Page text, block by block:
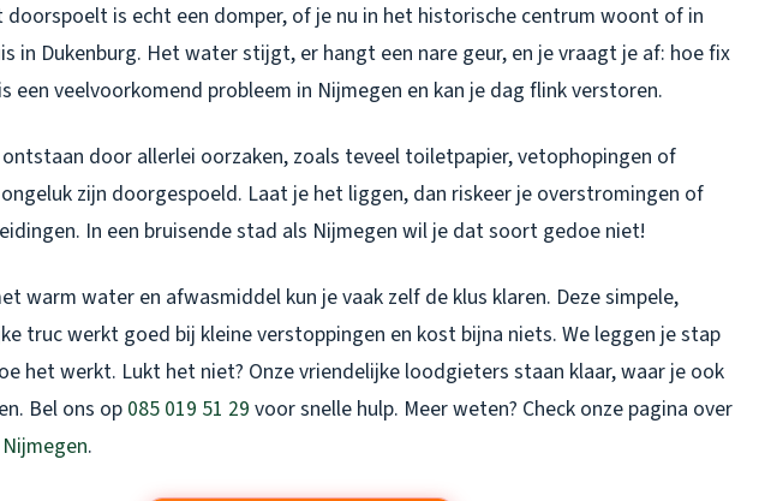
doorspoelt is echt een domper, of je nu in het historische centrum woont of in
in Dukenburg. Het water stijgt, er hangt een nare geur, en je vraagt je af: hoe fix
een veelvoorkomend probleem in Nijmegen en kan je dag flink verstoren.
door allerlei oorzaken, zoals teveel toiletpapier, vetophopingen of
zijn doorgespoeld. Laat je het liggen, dan riskeer je overstromingen of
In een bruisende stad als Nijmegen wil je dat soort gedoe niet!
warm water en afwasmiddel kun je vaak zelf de klus klaren. Deze simpele,
truc werkt goed bij kleine verstoppingen en kost bijna niets. We leggen je stap
het werkt. Lukt het niet? Onze vriendelijke loodgieters staan klaar, waar je ook
Bel ons op 085 019 51 29 voor snelle hulp. Meer weten? Check onze pagina over
.